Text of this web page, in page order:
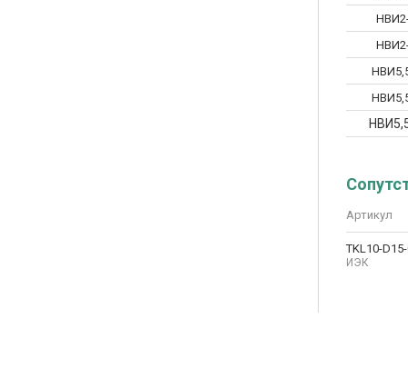
Артикул
TKL10-
ИЭК